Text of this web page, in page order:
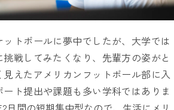
トボールに夢中でしたが、大学では
戦してみたくなり、先輩方の姿がと
見えたアメリカンフットボール部に入
ト提出や課題も多い学科ではありま